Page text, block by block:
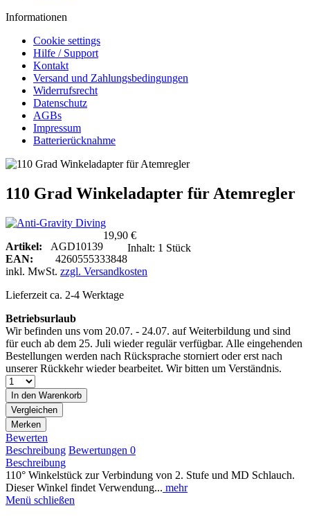
Informationen
Cookie settings
Hilfe / Support
Kontakt
Versand und Zahlungsbedingungen
Widerrufsrecht
Datenschutz
AGBs
Impressum
Batterierücknahme
110 Grad Winkeladapter für Atemregler
Artikel: AGD10139
EAN: 4260555333848
19,90 €
Inhalt: 1 Stück
inkl. MwSt. zzgl. Versandkosten
Lieferzeit ca. 2-4 Werktage
Betriebsurlaub
Wir befinden uns vom 20.07. - 24.07. auf Weiterbildung und sind
für euch ab dem 25. Juli wieder regulär verfügbar. Alle eingehenden
Bestellungen werden nach Rücksprache storniert oder erst nach
unserer Rückkehr wieder bearbeitet. Wir bitten um Verständnis.
In den Warenkorb
Vergleichen
Merken
Bewerten
Beschreibung Bewertungen 0
Beschreibung
110° Winkelstück zur Verbindung von 2. Stufe und MD Schlauch.
Dieser Winkel findet Verwendung... mehr
Menü schließen